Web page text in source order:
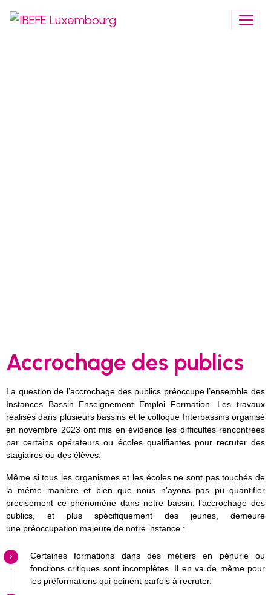
Accrochage des publics
La question de l’accrochage des publics préoccupe l’ensemble des
Instances Bassin Enseignement Emploi Formation. Les travaux
réalisés dans plusieurs bassins et le colloque Interbassins organisé
en novembre 2023 ont mis en évidence les difficultés rencontrées
par certains opérateurs ou écoles qualifiantes pour recruter des
stagiaires ou des élèves.
Même si tous les organismes et les écoles ne sont pas touchés de
la même manière et bien que nous n’ayons pas pu quantifier
précisément ce phénomène dans notre bassin, l’accrochage des
publics, et plus spécifiquement des jeunes, demeure
une préoccupation majeure de notre instance :
Certaines formations dans des métiers en pénurie ou
fonctions critiques sont incomplètes. Il en va de même pour
les préformations qui peinent parfois à recruter.